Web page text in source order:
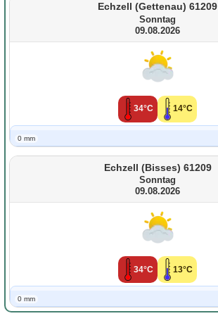
Echzell (Gettenau) 61209
Sonntag
09.08.2026
34°C 14°C
0 mm
Echzell (Bisses) 61209
Sonntag
09.08.2026
34°C 13°C
0 mm